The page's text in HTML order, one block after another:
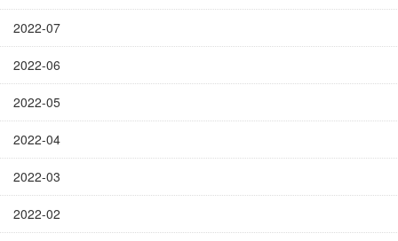
2022-07
2022-06
2022-05
2022-04
2022-03
2022-02